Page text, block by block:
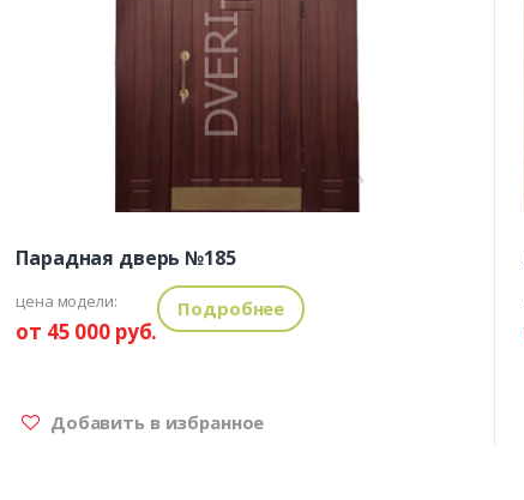
Парадная дверь №185
цена модели:
от 45 000 руб.
Подробнее
Добавить в избранное